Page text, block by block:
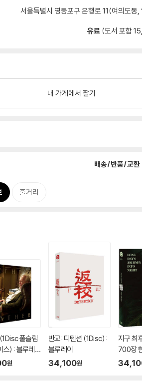
서울특별시 영등포구 은행로 11(여의도동,
유료 (도서 포함
내 가게에서 팔기
배송/반품/교환
줄거리
풀슬립
스) : 블루레
원
반교: 디텐션 (1Disc) :
블루레이
34,100원
지구 최
700장
레이